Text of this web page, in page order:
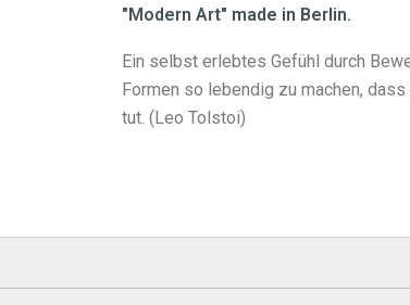
"Modern Art" made in Berlin.
Ein selbst erlebtes Gefühl durch
Formen so lebendig zu machen,
tut. (Leo Tolstoi)